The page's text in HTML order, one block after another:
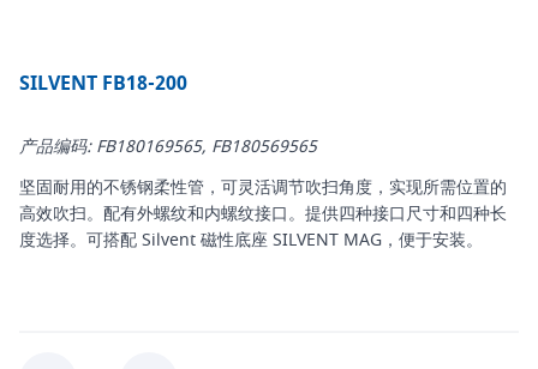
SILVENT FB18-200
产品编码: FB180169565, FB180569565
坚固耐用的不锈钢柔性管，可灵活调节吹扫角度，实现所需位置的
高效吹扫。配有外螺纹和内螺纹接口。提供四种接口尺寸和四种长
度选择。可搭配 Silvent 磁性底座 SILVENT MAG，便于安装。